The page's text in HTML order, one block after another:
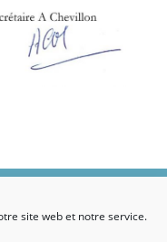
site web et notre service.